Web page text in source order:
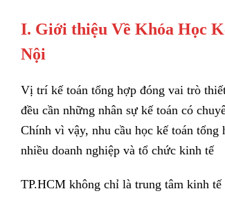
I. Giới thiệu Về Khóa Học
Nội
Vị trí kế toán tổng hợp đóng vai trò
đều cần những nhân sự kế toán có
Chính vì vậy, nhu cầu học kế toán
nhiều doanh nghiệp và tổ chức kinh tế
TP.HCM không chỉ là trung tâm kinh